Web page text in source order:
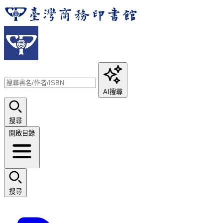
AI搜尋
搜尋
開啟目錄
搜尋